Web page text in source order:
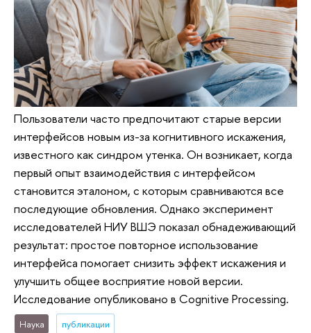
Пользователи часто предпочитают старые версии
интерфейсов новым из-за когнитивного искажения,
известного как синдром утенка. Он возникает, когда
первый опыт взаимодействия с интерфейсом
становится эталоном, с которым сравниваются все
последующие обновления. Однако эксперимент
исследователей НИУ ВШЭ показал обнадеживающий
результат: простое повторное использование
интерфейса помогает снизить эффект искажения и
улучшить общее восприятие новой версии.
Исследование опубликовано в Cognitive Processing.
Наука публикации